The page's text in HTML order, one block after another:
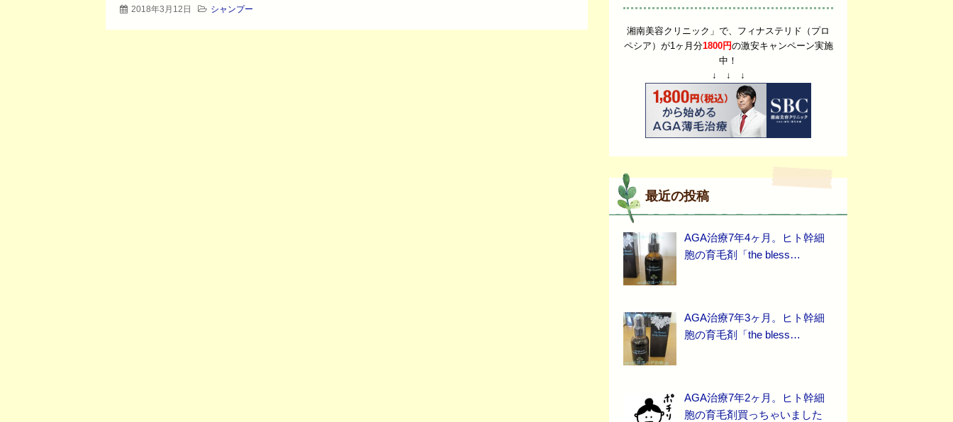
2018年3月12日 シャンプー
湘南美容クリニック」で、フィナステリド（プロ
ペシア）が1ヶ月分1800円の激安キャンペーン実施
中！
↓ ↓ ↓
最近の投稿
AGA治療7年4ヶ月。ヒト幹細
胞の育毛剤「the bless…
AGA治療7年3ヶ月。ヒト幹細
胞の育毛剤「the bless…
AGA治療7年2ヶ月。ヒト幹細
胞の育毛剤買っちゃいました